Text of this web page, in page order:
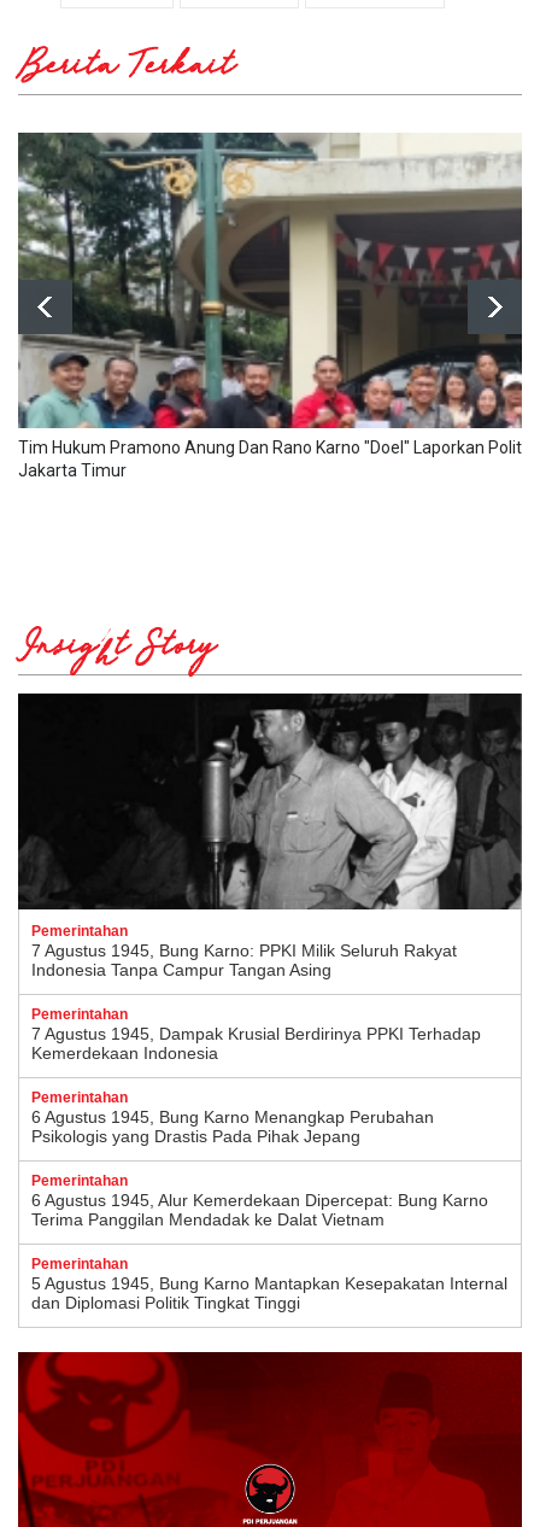
Berita Terkait
Tim Hukum Pramono Anung Dan Rano Karno "Doel" Laporkan Politik
Jakarta Timur
Insight Story
Pemerintahan
7 Agustus 1945, Bung Karno: PPKI Milik Seluruh Rakyat
Indonesia Tanpa Campur Tangan Asing
Pemerintahan
7 Agustus 1945, Dampak Krusial Berdirinya PPKI Terhadap
Kemerdekaan Indonesia
Pemerintahan
6 Agustus 1945, Bung Karno Menangkap Perubahan
Psikologis yang Drastis Pada Pihak Jepang
Pemerintahan
6 Agustus 1945, Alur Kemerdekaan Dipercepat: Bung Karno
Terima Panggilan Mendadak ke Dalat Vietnam
Pemerintahan
5 Agustus 1945, Bung Karno Mantapkan Kesepakatan Internal
dan Diplomasi Politik Tingkat Tinggi